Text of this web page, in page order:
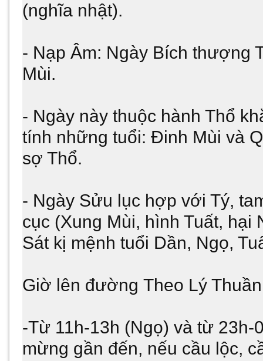
(nghĩa nhật).
- Nạp Âm: Ngày Bích thượng
Mùi.
- Ngày này thuộc hành Thổ
tính những tuổi: Đinh Mùi và
sợ Thổ.
- Ngày Sửu lục hợp với Tý,
cục (Xung Mùi, hình Tuất, hại
Sát kị mệnh tuổi Dần, Ngọ,
Giờ lên đường Theo Lý
-Từ 11h-13h (Ngọ) và từ 23h-
mừng gần đến, nếu cầu lộc,